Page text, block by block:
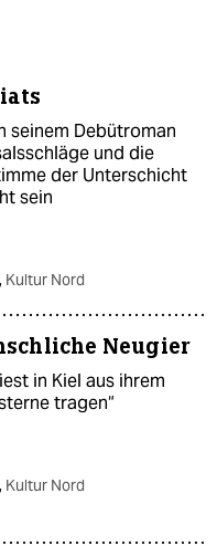
seinem Debütroman
und die
der Unterschicht
sein
Kultur Nord
Neugier
in Kiel aus ihrem
tragen“
Kultur Nord